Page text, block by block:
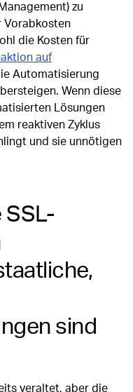
zu
Vorabkosten
die Kosten für
auf
Automatisierung
Wenn diese
Lösungen
reaktiven Zyklus
und sie unnötigen
SSL-
sind
veraltet, aber die